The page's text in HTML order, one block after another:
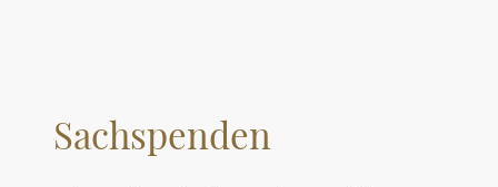
Sachspenden